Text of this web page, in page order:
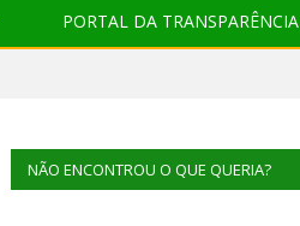
PORTAL DA TRANSPARÊNCIA
NÃO ENCONTROU O QUE QUERIA?